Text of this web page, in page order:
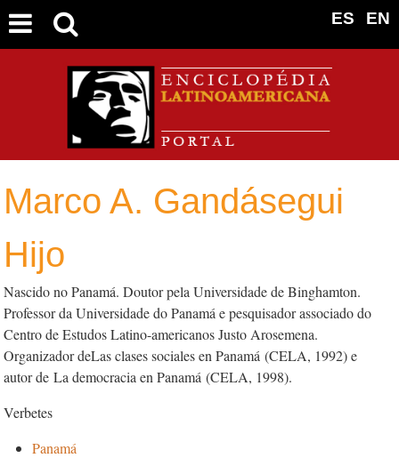
EN
ES
Marco A. Gandásegui
Hijo
Nascido no Panamá. Doutor pela Universidade de Binghamton.
Professor da Universidade do Panamá e pesquisador associado do
Centro de Estudos Latino-americanos Justo Arosemena.
Organizador deLas clases sociales en Panamá (CELA, 1992) e
autor de La democracia en Panamá (CELA, 1998).
Verbetes
Panamá